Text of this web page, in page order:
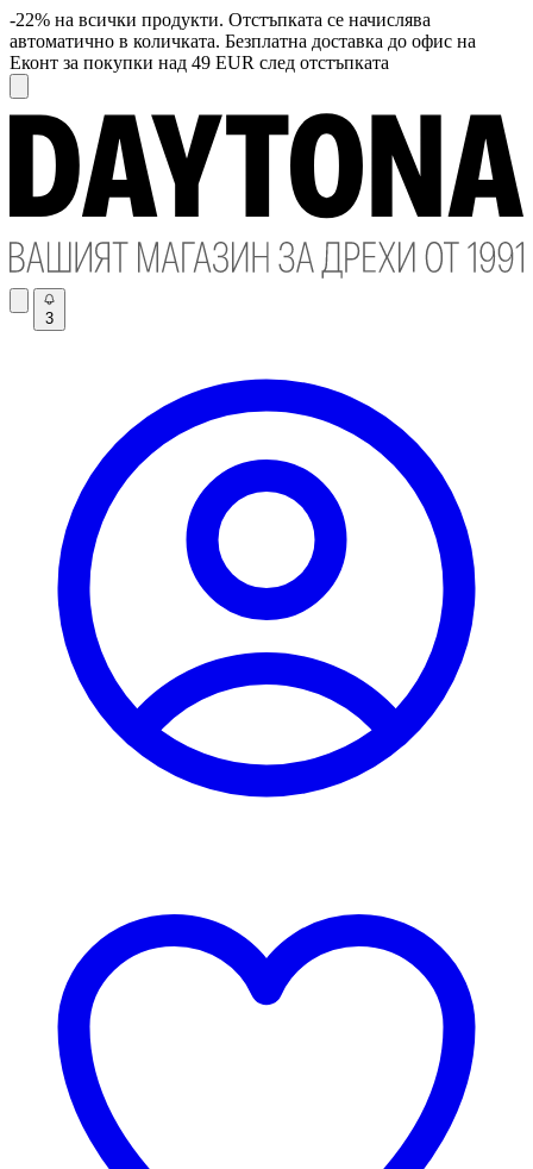
-22% на всички продукти. Отстъпката се начислява
автоматично в количката. Безплатна доставка до офис на
Еконт за покупки над 49 EUR след отстъпката
3